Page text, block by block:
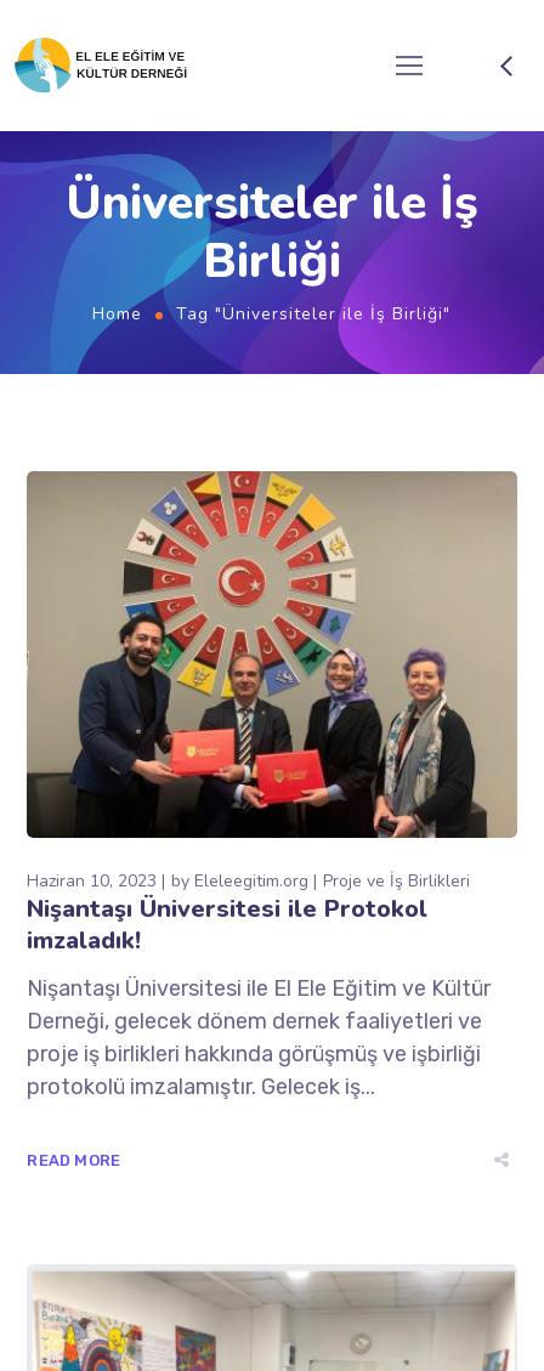
Üniversiteler ile İş
Birliği
Home Tag "Üniversiteler ile İş Birliği"
Haziran 10, 2023 byEleleegitim.org Proje ve İş Birlikleri
Nişantaşı Üniversitesi ile Protokol
imzaladık!
Nişantaşı Üniversitesi ile El Ele Eğitim ve Kültür
Derneği, gelecek dönem dernek faaliyetleri ve
proje iş birlikleri hakkında görüşmüş ve işbirliği
protokolü imzalamıştır. Gelecek iş...
READ MORE